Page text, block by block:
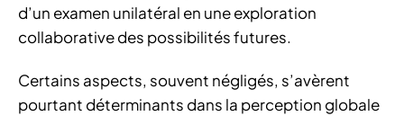
d’un examen unilatéral en une exploration
collaborative des possibilités futures.
Certains aspects, souvent négligés, s’avèrent
pourtant déterminants dans la perception globale